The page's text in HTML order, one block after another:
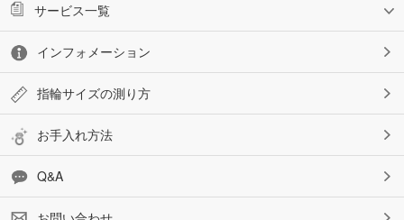
サービス一覧
インフォメーション
指輪サイズの測り方
お手入れ方法
Q&A